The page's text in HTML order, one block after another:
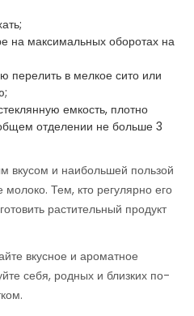
на максимальных оборотах на
перелить в мелкое сито или
емкость, плотно
отделении не больше 3
вкусом и наибольшей пользой
Тем, кто регулярно его
растительный продукт
вкусное и ароматное
себя, родных и близких по-